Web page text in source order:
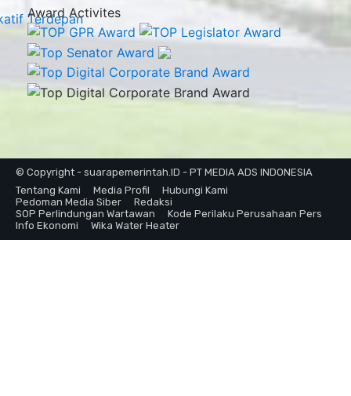
Award Activites
© Copyright - suarapemerintah.ID - PT MEDIA ADS INDONESIA
Tentang Kami
Media Profil
Hubungi Kami
Pedoman Media Siber
Redaksi
SOP Perlindungan Wartawan
Kode Perilaku Perusahaan Pers
Info Ekonomi
Wika Water Heater